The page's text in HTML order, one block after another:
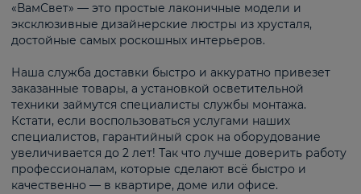
«ВамСвет» — это простые лаконичные модели и
эксклюзивные дизайнерские люстры из хрусталя,
достойные самых роскошных интерьеров.
Наша служба доставки быстро и аккуратно привезет
заказанные товары, а установкой осветительной
техники займутся специалисты службы монтажа.
Кстати, если воспользоваться услугами наших
специалистов, гарантийный срок на оборудование
увеличивается до 2 лет! Так что лучше доверить работу
профессионалам, которые сделают всё быстро и
качественно — в квартире, доме или офисе.